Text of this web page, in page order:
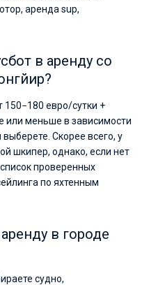
аренда sup,
в аренду со
150−180 евро/сутки +
или меньше в зависимости
Скорее всего, у
шкипер, однако, если нет
проверенных
по яхтенным
в городе
судно,